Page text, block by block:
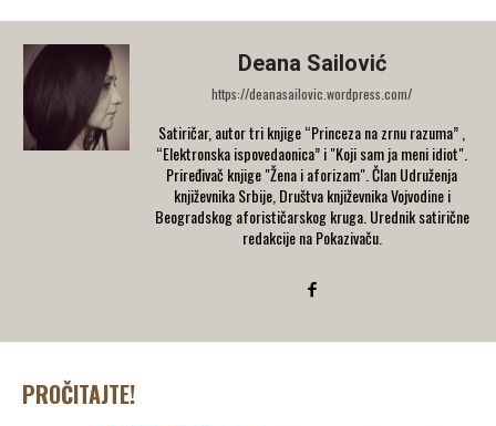
Deana Sailović
https://deanasailovic.wordpress.com/
Satiričar, autor tri knjige “Princeza na zrnu razuma” ,
“Elektronska ispovedaonica” i "Koji sam ja meni idiot".
Priređivač knjige "Žena i aforizam". Član Udruženja
književnika Srbije, Društva književnika Vojvodine i
Beogradskog aforističarskog kruga. Urednik satirične
redakcije na Pokazivaču.
PROČITAJTE!